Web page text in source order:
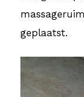
geplaatst.